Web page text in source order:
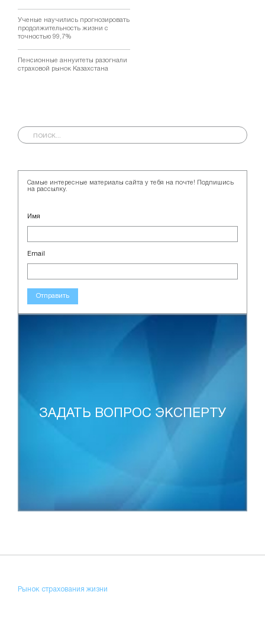
Ученые научились прогнозировать
продолжительность жизни с
точностью 99,7%
Пенсионные аннуитеты разогнали
страховой рынок Казахстана
Самые интересные материалы сайта у тебя на почте! Подпишись
на рассылку.
Имя
Email
Отправить
ЗАДАТЬ ВОПРОС ЭКСПЕРТУ
Рынок страхования жизни